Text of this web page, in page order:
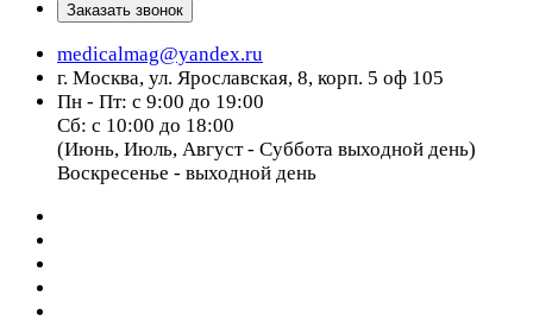
Заказать звонок
medicalmag@yandex.ru
г. Москва, ул. Ярославская, 8, корп. 5 оф 105
Пн - Пт: с 9:00 до 19:00
Сб: с 10:00 до 18:00
(Июнь, Июль, Август - Суббота выходной день)
Воскресенье - выходной день